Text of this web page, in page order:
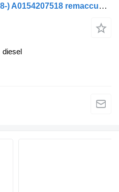
WABCO Econic 1828 (01.98-) A0154207518 remaccumulator voor Mercedes-Benz Econic (1998-2014) vuilniswagen
diesel